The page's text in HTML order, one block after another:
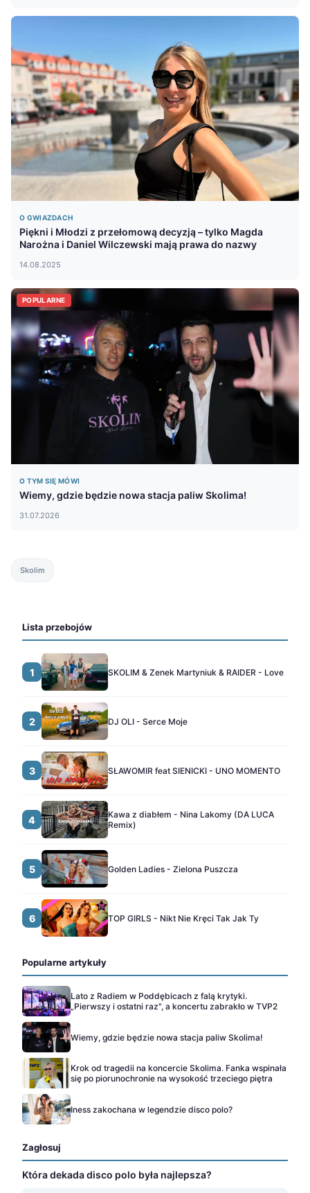
O GWIAZDACH
Piękni i Młodzi z przełomową decyzją – tylko Magda
Narożna i Daniel Wilczewski mają prawa do nazwy
14.08.2025
POPULARNE
O TYM SIĘ MÓWI
Wiemy, gdzie będzie nowa stacja paliw Skolima!
31.07.2026
Skolim
Lista przebojów
1 SKOLIM & Zenek Martyniuk & RAIDER - Love
2 DJ OLI - Serce Moje
3 SŁAWOMIR feat SIENICKI - UNO MOMENTO
4
Kawa z diabłem - Nina Lakomy (DA LUCA
Remix)
5 Golden Ladies - Zielona Puszcza
6 TOP GIRLS - Nikt Nie Kręci Tak Jak Ty
Popularne artykuły
Lato z Radiem w Poddębicach z falą krytyki.
„Pierwszy i ostatni raz", a koncertu zabrakło w TVP2
Wiemy, gdzie będzie nowa stacja paliw Skolima!
Krok od tragedii na koncercie Skolima. Fanka wspinała
się po piorunochronie na wysokość trzeciego piętra
Iness zakochana w legendzie disco polo?
Zagłosuj
Która dekada disco polo była najlepsza?